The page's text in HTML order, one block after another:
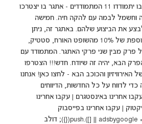
היא אתגר הלהקה החיה, בו יתמודדו 11 המתמודדים - אתגר בו יצטרכו
וחשמל לבמה עם להקה חיה. חמישה
את הביצוע שלהם. באתגר זה, ניתן
להגיע ל-110%, בזכות תוספת של 10% מהשופט האורח, סטטיק,
פרק מבין שני פרקי האתגר. המתמודד עם
הפרק הבא, יהיה זה שיודח. חדש!!! הצטרפו
האירוויזיון והכוכב הבא - לחצו כאן! אנחנו
כדי לדווח על כל החדשות, הדיווחים
אחרינו באינסטגרם | עקבו אחרינו
| עקבו אחרינו בפייסבוק
(adsbygoogle = window.adsbygoogle || []).push({}); דולב